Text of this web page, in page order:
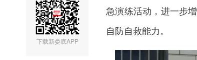
下载新娄底APP
急演练活动，进一步
自防自救能力。